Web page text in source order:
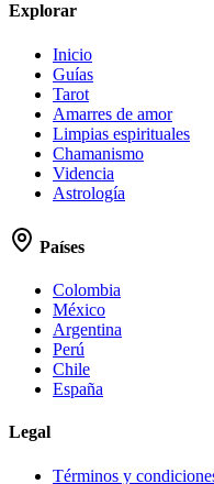
Explorar
Inicio
Guías
Tarot
Amarres de amor
Limpias espirituales
Chamanismo
Videncia
Astrología
Países
Colombia
México
Argentina
Perú
Chile
España
Legal
Términos y